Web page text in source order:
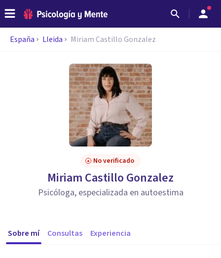
España Lleida Miriam Castillo Gonzalez
No verificado
Miriam Castillo Gonzalez
Psicóloga, especializada en autoestima
Sobre mí Consultas Experiencia